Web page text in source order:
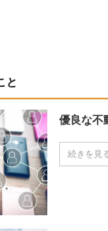
と
優良な不
続きを見